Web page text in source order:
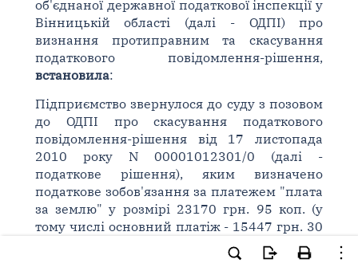
об'єднаної державної податкової інспекції у
Вінницькій області (далі - ОДПІ) про
визнання протиправним та скасування
податкового повідомлення-рішення,
встановила:
Підприємство звернулося до суду з позовом
до ОДПІ про скасування податкового
повідомлення-рішення від 17 листопада
2010 року N 00001012301/0 (далі -
податкове рішення), яким визначено
податкове зобов'язання за платежем "плата
за землю" у розмірі 23170 грн. 95 коп. (у
тому числі основний платіж - 15447 грн. 30
коп. та штрафні (фінансові) санкції - 7723